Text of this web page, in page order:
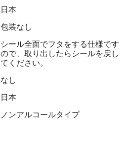
日本
包装なし
シール全面でフタをする仕様です
ので、取り出したらシールを戻し
てください。
なし
日本
ノンアルコールタイプ